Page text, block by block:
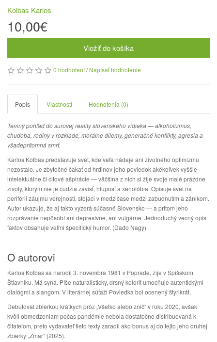
Kolbas Karlos
10,00€
Vložiť do košíka
0 hodnotení/Napísať hodnotenie
Popis Vlastnosti Hodnotenia (0)
Temný pohľad do surovej reality slovenského vidieka — alkoholizmus,
chudoba, rodiny v rozklade, morálne dilemy, generačné konflikty, agresia a
všadeprítomná smrť.
Karlos Kolbas predstavuje svet, kde veľa nádeje ani životného optimizmu
nezostalo. Je zbytočné čakať od hrdinov jeho poviedok akékoľvek vyššie
intelektuálne či citové ašpirácie — väčšina z nich si žije svoje malé prázdne
životy, ktorým nie je cudzia závisť, hlúposť a xenofóbia. Opisuje svet na
periférii záujmu verejnosti, stojaci v medzičase medzi zabudnutím a zánikom.
Autor ukazuje, že aj takto vyzerá súčasné Slovensko — a pritom jeho
rozprávanie nepôsobí ani depresívne, ani vulgárne. Jednoduchý vecný opis
faktov obsahuje veľmi špecifický humor. (Dado Nagy)
O autorovi
Karlos Kolbas sa narodil 3. novembra 1981 v Poprade, žije v Spišskom
Štiavniku. Má syna. Píše naturalisticky, drsný kolorit umocňuje autentickými
dialógmi a slangom. V literárnej súťaži Poviedka bol ocenený štyrikrát.
Debutoval zbierkou krátkych próz „Všetko alebo znič“ v roku 2020, avšak
kvôli obmedzeniam počas pandémie nebola dostatočne distribuovaná k
čitateľom, preto vydavateľ tieto texty zaradil ako bonus aj do tejto jeho druhej
zbierky „Zmar“ (2025).